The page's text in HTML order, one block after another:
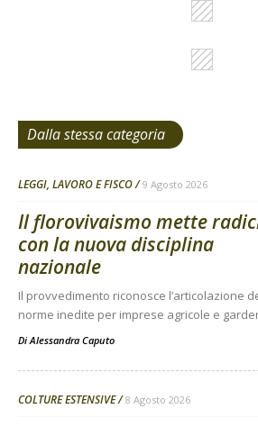
Dalla stessa categoria
LEGGI, LAVORO E FISCO 9 Agosto 2026
Il florovivaismo mette
con la nuova disciplina
nazionale
Il provvedimento riconosce l’articolazione
norme inedite per imprese agricole e
DiAlessandra Caputo
COLTURE ESTENSIVE 8 Agosto 2026